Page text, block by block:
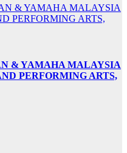
& YAMAHA MALAYSIA
PERFORMING ARTS,